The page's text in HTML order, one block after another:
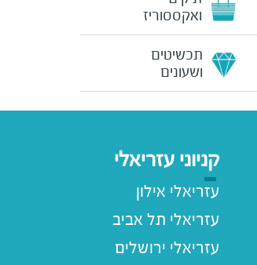
ואקססוריז
תכשיטים
ושעונים
קניוני עזריאלי
עזריאלי אילון
עזריאלי תל אביב
עזריאלי ירושלים